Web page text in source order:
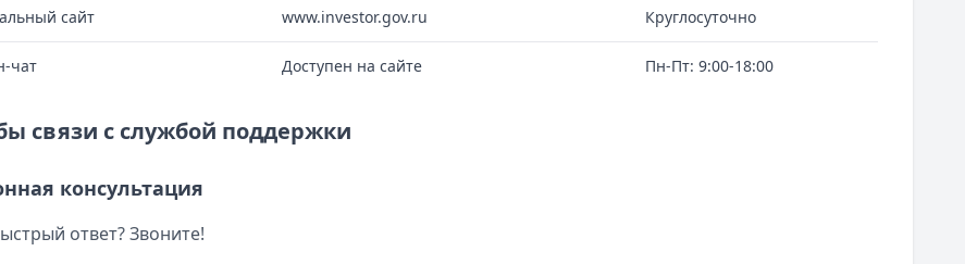
сайт www.investor.gov.ru Круглосуточно
чат Доступен на сайте Пн-Пт: 9:00-18:00
связи с службой поддержки
консультация
ответ? Звоните!